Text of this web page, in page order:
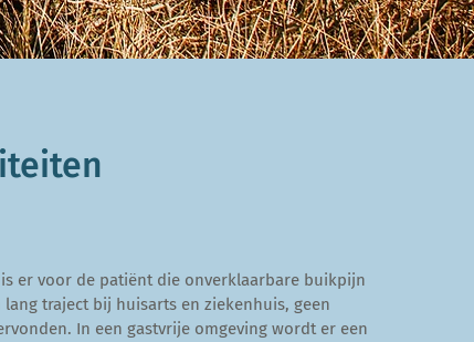
is er voor de patiënt die onverklaarbare buikpijn
lang traject bij huisarts en ziekenhuis, geen
In een gastvrije omgeving wordt er een